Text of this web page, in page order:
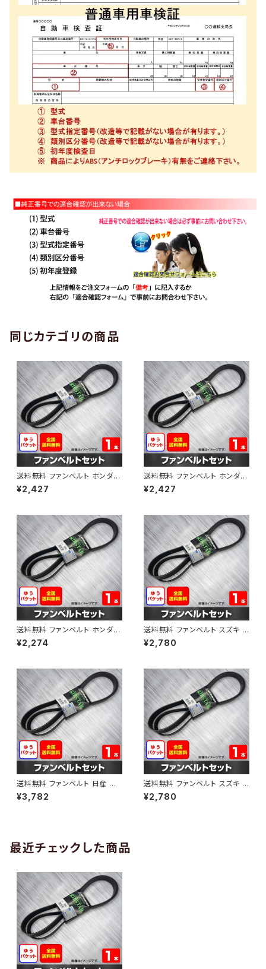
同じカテゴリの商品
送料無料 ファンベルト ホンダ
ゼスト 型式JE1 H18.03～H24.
11 （国内トップメーカー） 1本 H
¥2,427
送料無料 ファンベルト ホンダ ラ
イフ 型式JB6 H15.09～H20.1
1 （国内トップメーカー） 1本 HA
¥2,427
送料無料 ファンベルト ホンダ フ
ィット 型式GE6 H19.10～H25.
09 （国内トップメーカー） 1本 H
¥2,274
送料無料 ファンベルト スズキ ス
ペーシア 型式MK32S H25.03
～H30.02 （国内トップメーカ
¥2,780
送料無料 ファンベルト 日産 キ
ューブ 型式Z12 H20.11～H24.
10 （国内トップメーカー） 1本 H
¥3,782
送料無料 ファンベルト スズキ ワ
ゴンR 型式MH34S H24.09～
H29.02 （国内トップメーカー）
¥2,780
最近チェックした商品